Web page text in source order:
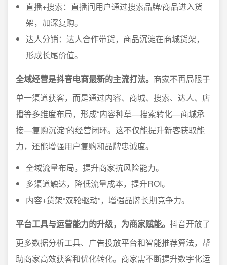
直播+搜索：直播间用户通过搜索品牌/商品进入货
架，加深复购。
达人分销：达人合作带货，商品沉淀在商城货架，
形成长尾价值。
全域经营是抖音电商最新的主流打法。 商家不再局限于
单一渠道获客，而是通过内容、商城、搜索、达人、店
播等多维度布局，形成“内容种草—搜索转化—商城承
接—复购沉淀”的经营闭环。这不仅能提升新客获取能
力，还能增强用户复购和品牌忠诚度。
全域流量布局，提升商家抗风险能力。
多渠道触达，降低流量成本，提升ROI。
内容+货架“双轮驱动”，增强品牌长期竞争力。
平台工具与运营能力的升级，为商家赋能。 抖音开放了
更多数据分析工具、广告投放平台和智能推荐算法，帮
助商家高效获客和优化转化。商家需不断提升数字化运